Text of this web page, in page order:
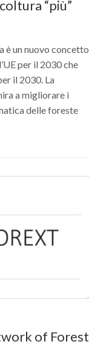
“più”
è un nuovo concetto
per il 2030 che
il 2030. La
a migliorare i
delle foreste
of Forest